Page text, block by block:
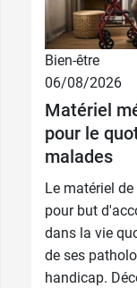
CH 12 0,26
CH 14
CH 16 0,26
CH 18 0,26 €
Bien-être
06/08/2026
Matériel
pour le
malades
Le matériel
pour but
dans la vie
de ses
handicap.